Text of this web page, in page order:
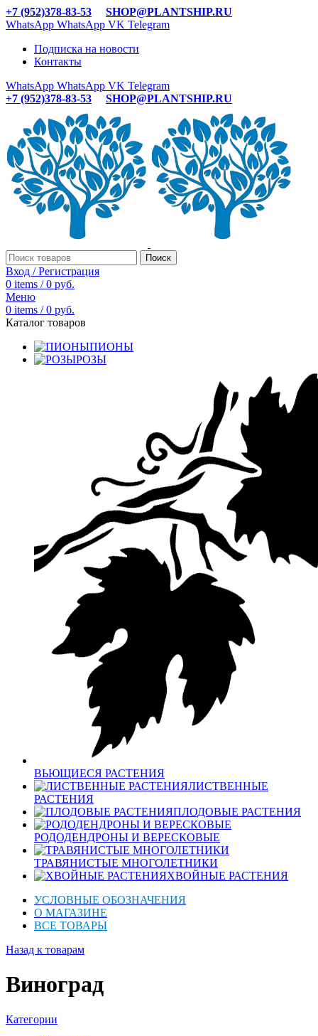
+7 (952)378-83-53
SHOP@PLANTSHIP.RU
WhatsApp WhatsApp VK Telegram
Подписка на новости
Контакты
WhatsApp WhatsApp VK Telegram
+7 (952)378-83-53
SHOP@PLANTSHIP.RU
Поиск
Вход / Регистрация
0 items / 0 руб.
Меню
0 items / 0 руб.
Каталог товаров
ПИОНЫ
РОЗЫ
ВЬЮЩИЕСЯ РАСТЕНИЯ
ЛИСТВЕННЫЕ
РАСТЕНИЯ
ПЛОДОВЫЕ РАСТЕНИЯ
РОДОДЕНДРОНЫ И ВЕРЕСКОВЫЕ
ТРАВЯНИСТЫЕ МНОГОЛЕТНИКИ
ХВОЙНЫЕ РАСТЕНИЯ
УСЛОВНЫЕ ОБОЗНАЧЕНИЯ
О МАГАЗИНЕ
ВСЕ ТОВАРЫ
Назад к товарам
Виноград
Категории